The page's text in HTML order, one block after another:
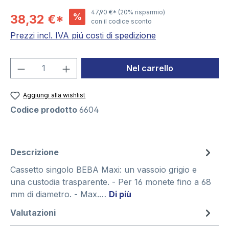
38,32 €* % 47,90 €* (20% risparmio)
con il codice sconto
Prezzi incl. IVA piú costi di spedizione
Quantità del prodotto: inserisci la
Nel carrello
Aggiungi alla wishlist
Codice prodotto 6604
Descrizione
Cassetto singolo BEBA Maxi: un vassoio grigio e
una custodia trasparente. - Per 16 monete fino a 68
mm di diametro. - Max.… Di più
Valutazioni